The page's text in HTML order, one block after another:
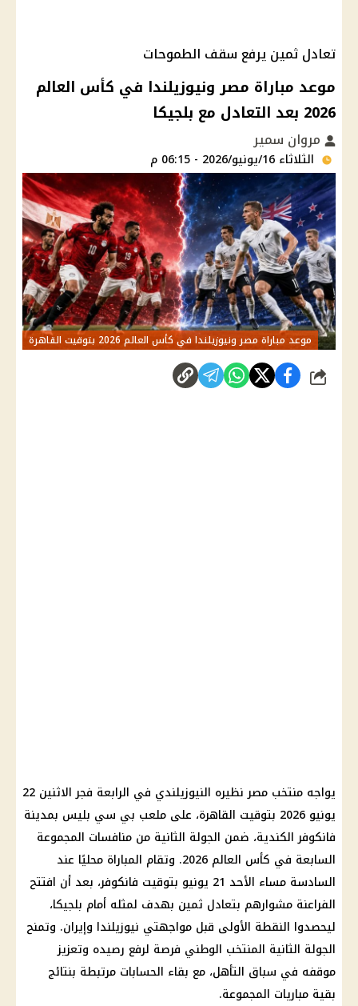
تعادل ثمين يرفع سقف الطموحات
موعد مباراة مصر ونيوزيلندا في كأس العالم
2026 بعد التعادل مع بلجيكا
مروان سمير
الثلاثاء 16/يونيو/2026 - 06:15 م
موعد مباراة مصر ونيوزيلندا في كأس العالم 2026 بتوقيت القاهرة
شارك
يواجه منتخب مصر
نظيره النيوزيلندي في الرابعة فجر الاثنين 22
يونيو 2026 بتوقيت القاهرة، على ملعب بي سي بليس بمدينة
فانكوفر الكندية، ضمن الجولة الثانية من منافسات المجموعة
السابعة في كأس العالم 2026
. وتقام المباراة محليًا عند
السادسة مساء الأحد 21 يونيو بتوقيت فانكوفر، بعد أن افتتح
الفراعنة مشوارهم بتعادل ثمين بهدف لمثله أمام بلجيكا،
ليحصدوا النقطة الأولى قبل مواجهتي نيوزيلندا وإيران. وتمنح
الجولة الثانية المنتخب الوطني فرصة لرفع رصيده وتعزيز
موقفه في سباق التأهل، مع بقاء الحسابات مرتبطة بنتائج
بقية مباريات المجموعة.